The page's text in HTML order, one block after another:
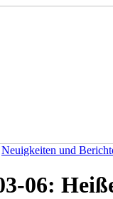
Neuigkeiten und
06: